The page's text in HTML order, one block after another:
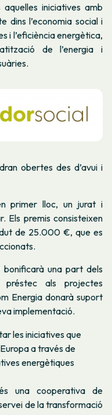
iniciatives amb
dins l’economia social i
i l’eficiència energètica,
de l’energia i
obertes des d’avui i
primer lloc, un jurat i
Els premis consisteixen
de 25.000 €, que es
una part dels
préstec als projectes
Energia donarà suport
implementació.
les iniciatives que
a través de
energètiques
una cooperativa de
de la transformació